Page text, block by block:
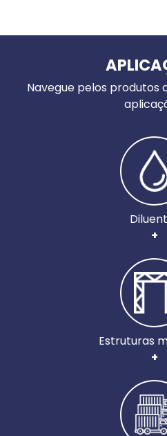
Navegue pelos produtos
+
Estruturas
+